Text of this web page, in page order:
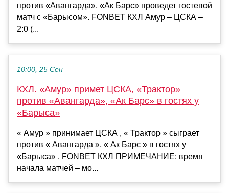
против «Авангарда», «Ак Барс» проведет гостевой
матч с «Барысом». FONBET КХЛ Амур – ЦСКА –
2:0 (...
10:00, 25 Сен
КХЛ. «Амур» примет ЦСКА, «Трактор»
против «Авангарда», «Ак Барс» в гостях у
«Барыса»
« Амур » принимает ЦСКА , « Трактор » сыграет
против « Авангарда », « Ак Барс » в гостях у
«Барыса» . FONBET КХЛ ПРИМЕЧАНИЕ: время
начала матчей – мо...